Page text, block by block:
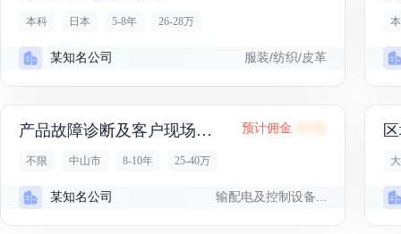
本科 日本 5-8年 26-28万
某知名公司 服装/纺织/皮革
产品故障诊断及客户现场服... 预计佣金
不限 中山市 8-10年 25-40万
某知名公司 输配电及控制设备...